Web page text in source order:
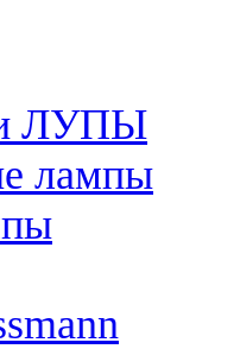
ЛУПЫ
лампы